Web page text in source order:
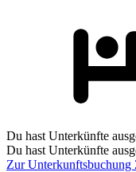
Du hast Unterkünfte
Du hast Unterkünfte
Zur Unterkunftsbuchung